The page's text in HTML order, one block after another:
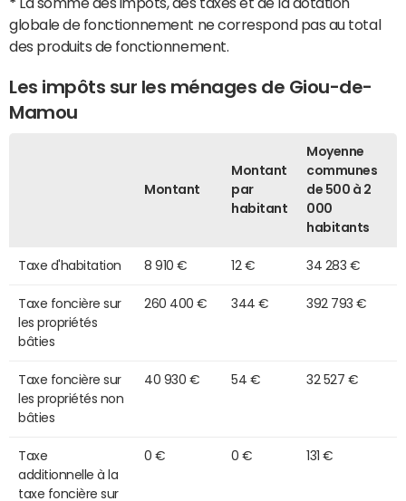
globale de fonctionnement ne correspond pas au total
des produits de fonctionnement.
Les impôts sur les ménages de Giou-de-
Mamou
Montant
Montant
par
habitant
Moyenne
communes
de 500 à 2
000
habitants
Taxe d'habitation 8 910 € 12 € 34 283 €
Taxe foncière sur
les propriétés
bâties
260 400 € 344 € 392 793 €
Taxe foncière sur
les propriétés non
bâties
40 930 € 54 € 32 527 €
Taxe
additionnelle à la
taxe foncière sur
0 € 0 € 131 €